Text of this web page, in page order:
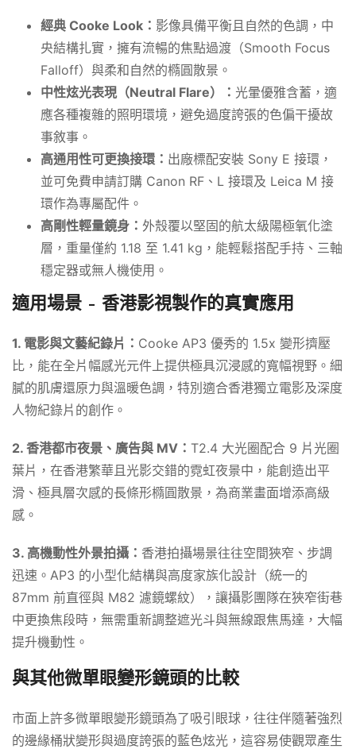
經典 Cooke Look： 影像具備平衡且自然的色調，中
央結構扎實，擁有流暢的焦點過渡（Smooth Focus
Falloff）與柔和自然的橢圓散景。
中性炫光表現（Neutral Flare）： 光暈優雅含蓄，適
應各種複雜的照明環境，避免過度誇張的色偏干擾故
事敘事。
高通用性可更換接環： 出廠標配安裝 Sony E 接環，
並可免費申請訂購 Canon RF、L 接環及 Leica M 接
環作為專屬配件。
高剛性輕量鏡身： 外殼覆以堅固的航太級陽極氧化塗
層，重量僅約 1.18 至 1.41 kg，能輕鬆搭配手持、三軸
穩定器或無人機使用。
適用場景 – 香港影視製作的真實應用
1. 電影與文藝紀錄片： Cooke AP3 優秀的 1.5x 變形擠壓
比，能在全片幅感光元件上提供極具沉浸感的寬幅視野。細
膩的肌膚還原力與溫暖色調，特別適合香港獨立電影及深度
人物紀錄片的創作。
2. 香港都市夜景、廣告與 MV： T2.4 大光圈配合 9 片光圈
葉片，在香港繁華且光影交錯的霓虹夜景中，能創造出平
滑、極具層次感的長條形橢圓散景，為商業畫面增添高級
感。
3. 高機動性外景拍攝： 香港拍攝場景往往空間狹窄、步調
迅速。AP3 的小型化結構與高度家族化設計（統一的
87mm 前直徑與 M82 濾鏡螺紋），讓攝影團隊在狹窄街巷
中更換焦段時，無需重新調整遮光斗與無線跟焦馬達，大幅
提升機動性。
與其他微單眼變形鏡頭的比較
市面上許多微單眼變形鏡頭為了吸引眼球，往往伴隨著強烈
的邊緣桶狀變形與過度誇張的藍色炫光，這容易使觀眾產生